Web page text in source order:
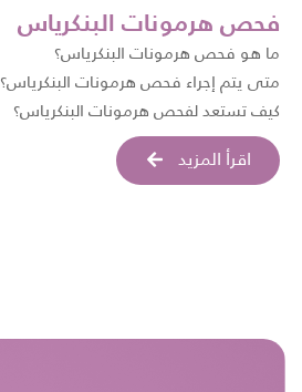
فحص هرمونات البنكرياس
ما هو فحص هرمونات البنكرياس؟
متى يتم إجراء فحص هرمونات البنكرياس؟
كيف تستعد لفحص هرمونات البنكرياس؟
اقرأ المزيد